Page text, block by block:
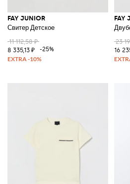
FAY JUNIOR
Свитер Детское
11 112,58 ₽
8 335,13 ₽
-25%
FAY
23
16